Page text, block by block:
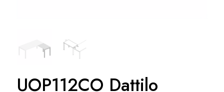
UOP112CO Dattilo